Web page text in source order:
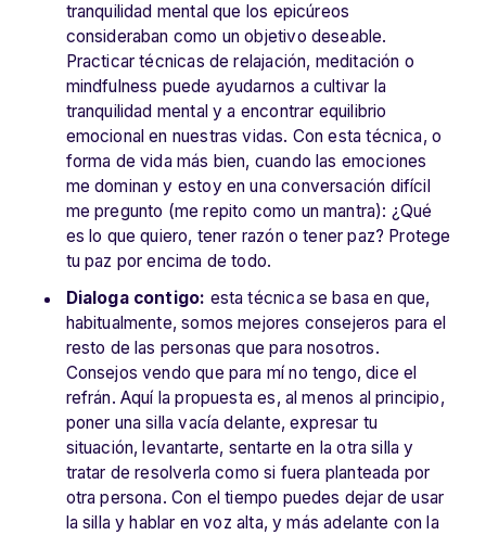
tranquilidad mental que los epicúreos
consideraban como un objetivo deseable.
Practicar técnicas de relajación, meditación o
mindfulness puede ayudarnos a cultivar la
tranquilidad mental y a encontrar equilibrio
emocional en nuestras vidas. Con esta técnica, o
forma de vida más bien, cuando las emociones
me dominan y estoy en una conversación difícil
me pregunto (me repito como un mantra): ¿Qué
es lo que quiero, tener razón o tener paz? Protege
tu paz por encima de todo.
Dialoga contigo: esta técnica se basa en que,
habitualmente, somos mejores consejeros para el
resto de las personas que para nosotros.
Consejos vendo que para mí no tengo, dice el
refrán. Aquí la propuesta es, al menos al principio,
poner una silla vacía delante, expresar tu
situación, levantarte, sentarte en la otra silla y
tratar de resolverla como si fuera planteada por
otra persona. Con el tiempo puedes dejar de usar
la silla y hablar en voz alta, y más adelante con la